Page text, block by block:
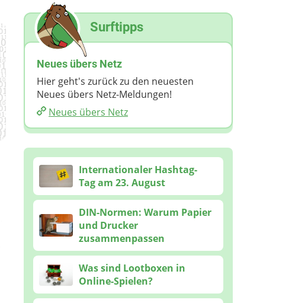
Surftipps
Neues übers Netz
Hier geht's zurück zu den neuesten
Neues übers Netz-Meldungen!
Neues übers Netz
Internationaler Hashtag-
Tag am 23. August
DIN-Normen: Warum Papier
und Drucker
zusammenpassen
Was sind Lootboxen in
Online-Spielen?